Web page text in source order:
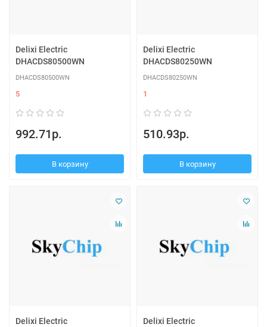
Delixi Electric
DHACDS80500WN
DHACDS80500WN
5
992.71р.
В корзину
Delixi Electric
DHACDS80250WN
DHACDS80250WN
1
510.93р.
В корзину
Delixi Electric Delixi Electric